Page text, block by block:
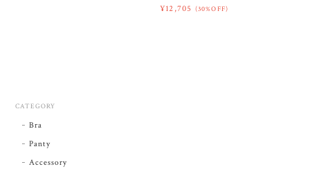
¥12,705 (30%OFF)
CATEGORY
Bra
Panty
Accessory